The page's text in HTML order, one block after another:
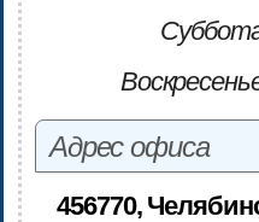
Адрес офиса
456770,